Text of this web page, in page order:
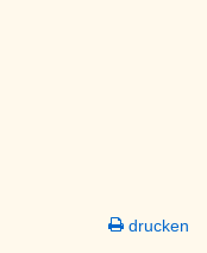
drucken